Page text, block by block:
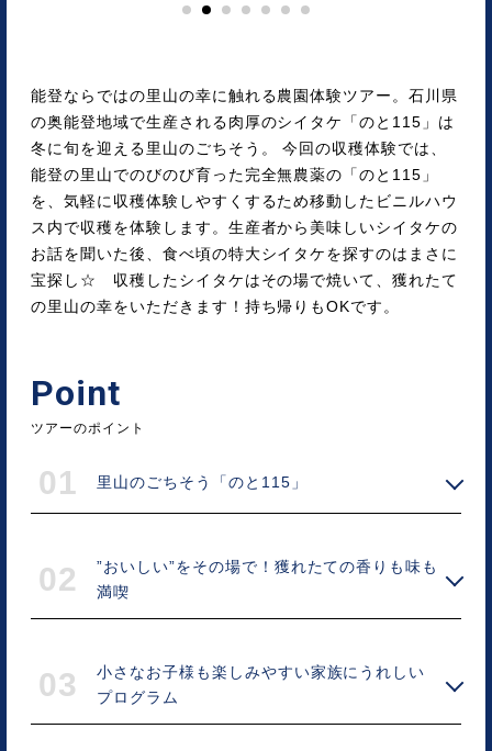
能登ならではの里山の幸に触れる農園体験ツアー。石川県
の奥能登地域で生産される肉厚のシイタケ「のと115」は
冬に旬を迎える里山のごちそう。 今回の収穫体験では、
能登の里山でのびのび育った完全無農薬の「のと115」
を、気軽に収穫体験しやすくするため移動したビニルハウ
ス内で収穫を体験します。生産者から美味しいシイタケの
お話を聞いた後、食べ頃の特大シイタケを探すのはまさに
宝探し☆ 収穫したシイタケはその場で焼いて、獲れたて
の里山の幸をいただきます！持ち帰りもOKです。
Point
ツアーのポイント
01 里山のごちそう「のと115」
02
”おいしい”をその場で！獲れたての香りも味も
満喫
03
小さなお子様も楽しみやすい家族にうれしい
プログラム